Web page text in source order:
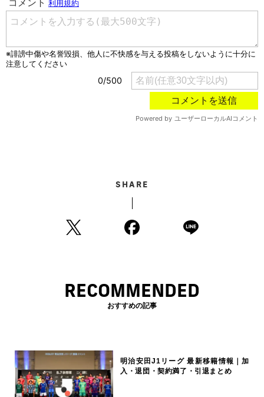
SHARE
RECOMMENDED
おすすめの記事
明治安田J1リーグ 最新移籍情報｜加
入・退団・契約満了・引退まとめ